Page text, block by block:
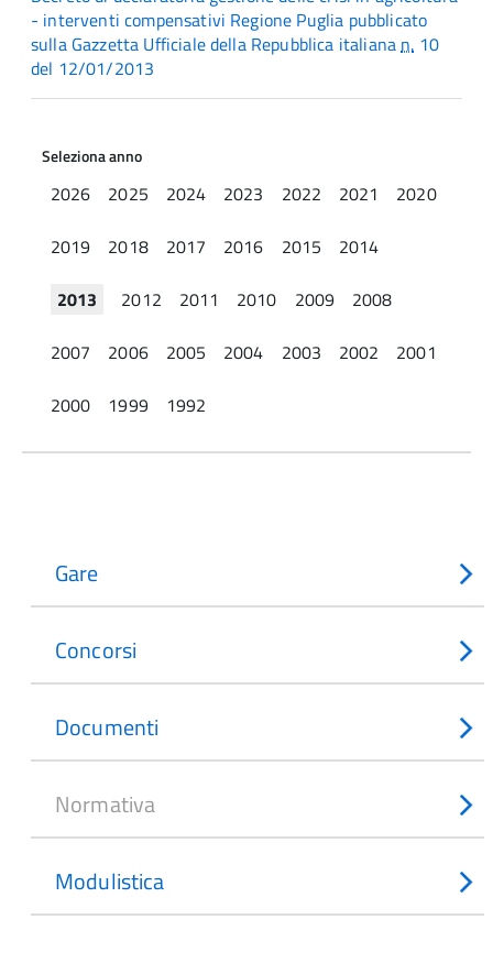
- interventi compensativi Regione Puglia pubblicato
sulla Gazzetta Ufficiale della Repubblica italianan. 10
del 12/01/2013
Seleziona anno
2026 2025 2024 2023 2022 2021
2020
2019
2018 2017 2016 2015
2014
2013
2012 2011 2010 2009
2008
2007
2006 2005 2004 2003 2002
2001
2000
1999 1992
Gare
Concorsi
Documenti
Normativa
Modulistica